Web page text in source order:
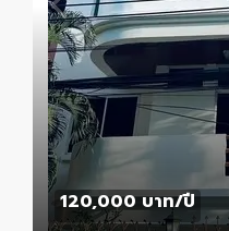
120,000 บาท/ปี